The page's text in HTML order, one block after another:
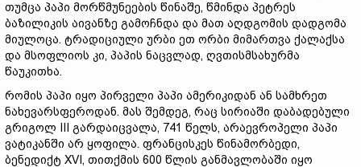
თუმცა პაპი მორწმუნეების წინაშე, წმინდა პეტრეს
ბაზილიკის აივანზე გამოჩნდა და მათ აღდგომის დადგომა
მიულოცა. ტრადიციული ურბი ეთ ორბი მიმართვა ქალაქსა
და მსოფლიოს კი, პაპის ნაცვლად, ღვთისმსახურმა
წაუკითხა.
რომის პაპი იყო პირველი პაპი ამერიკიდან ან სამხრეთ
ნახევარსფეროდან. მას შემდეგ, რაც სირიაში დაბადებული
გრიგოლ III გარდაიცვალა, 741 წელს, არაევროპელი პაპი
ვატიკანში არ ყოფილა. ფრანცისკეს წინამორბედი,
ბენედიქტ XVI, თითქმის 600 წლის განმავლობაში იყო